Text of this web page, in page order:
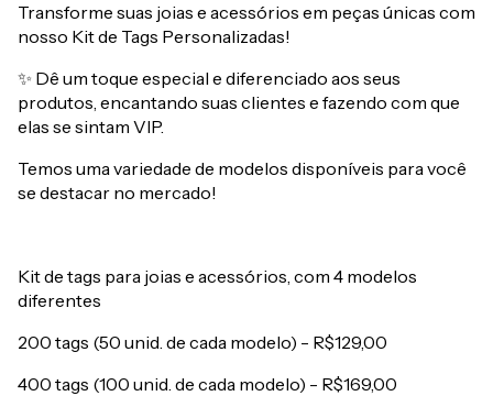
Transforme suas joias e acessórios em peças únicas com
nosso Kit de Tags Personalizadas!
✨ Dê um toque especial e diferenciado aos seus
produtos, encantando suas clientes e fazendo com que
elas se sintam VIP.
Temos uma variedade de modelos disponíveis para você
se destacar no mercado!
Kit de tags para joias e acessórios, com 4 modelos
diferentes
200 tags (50 unid. de cada modelo) - R$129,00
400 tags (100 unid. de cada modelo) - R$169,00